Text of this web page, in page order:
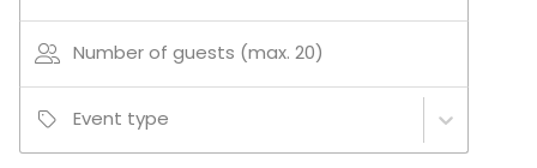
Number of guests (max. 20)
Event type